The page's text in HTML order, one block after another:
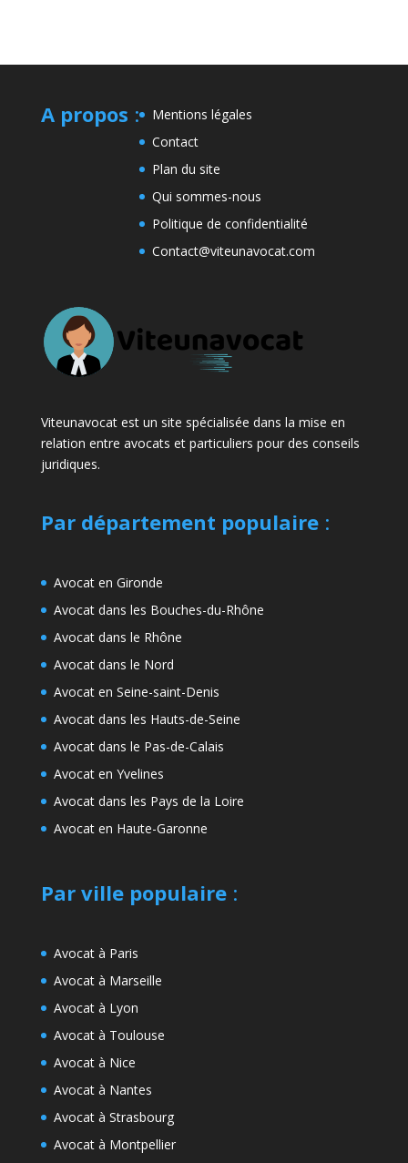
A propos :
Mentions légales
Contact
Plan du site
Qui sommes-nous
Politique de confidentialité
Contact@viteunavocat.com
Viteunavocat est un site spécialisée dans la mise en
relation entre avocats et particuliers pour des conseils
juridiques.
Par département populaire:
Avocat en Gironde
Avocat dans les Bouches-du-Rhône
Avocat dans le Rhône
Avocat dans le Nord
Avocat en Seine-saint-Denis
Avocat dans les Hauts-de-Seine
Avocat dans le Pas-de-Calais
Avocat en Yvelines
Avocat dans les Pays de la Loire
Avocat en Haute-Garonne
Par ville populaire:
Avocat à Paris
Avocat à Marseille
Avocat à Lyon
Avocat à Toulouse
Avocat à Nice
Avocat à Nantes
Avocat à Strasbourg
Avocat à Montpellier